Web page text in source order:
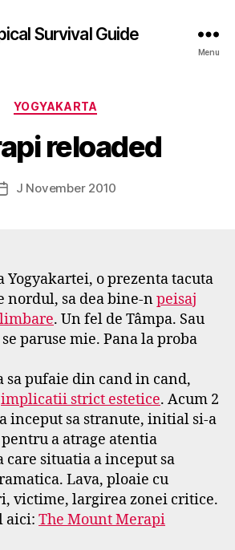
Survival Guide
Menu
Categories
YOGYAKARTA
reloaded
Post
author
g
s
p
d
f
PostJ November 2010
Yogyakartei, o prezenta tacuta
nordul, sa dea bine-npeisaj
. Un fel de Tâmpa. Sau
paruse mie. Pana la proba
pufaie din cand in cand,
implicatii strict estetice. Acum 2
inceput sa stranute, initial si-a
a atrage atentia
situatia a inceput sa
Lava, ploaie cu
victime, largirea zonei critice.
aici: The Mount Merapi